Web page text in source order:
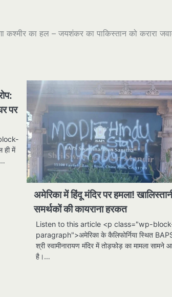
कश्मीर का हल – जयशंकर का पाकिस्तान को करारा
पर
ही में
अमेरिका में हिंदू मंदिर पर हमला!
समर्थकों की कायराना हरकत
Listen to this article <p class="wp-
paragraph">अमेरिका के कैलिफोर्निया स्थित
श्री स्वामीनारायण मंदिर में तोड़फोड़ का मामला सामने
है।…